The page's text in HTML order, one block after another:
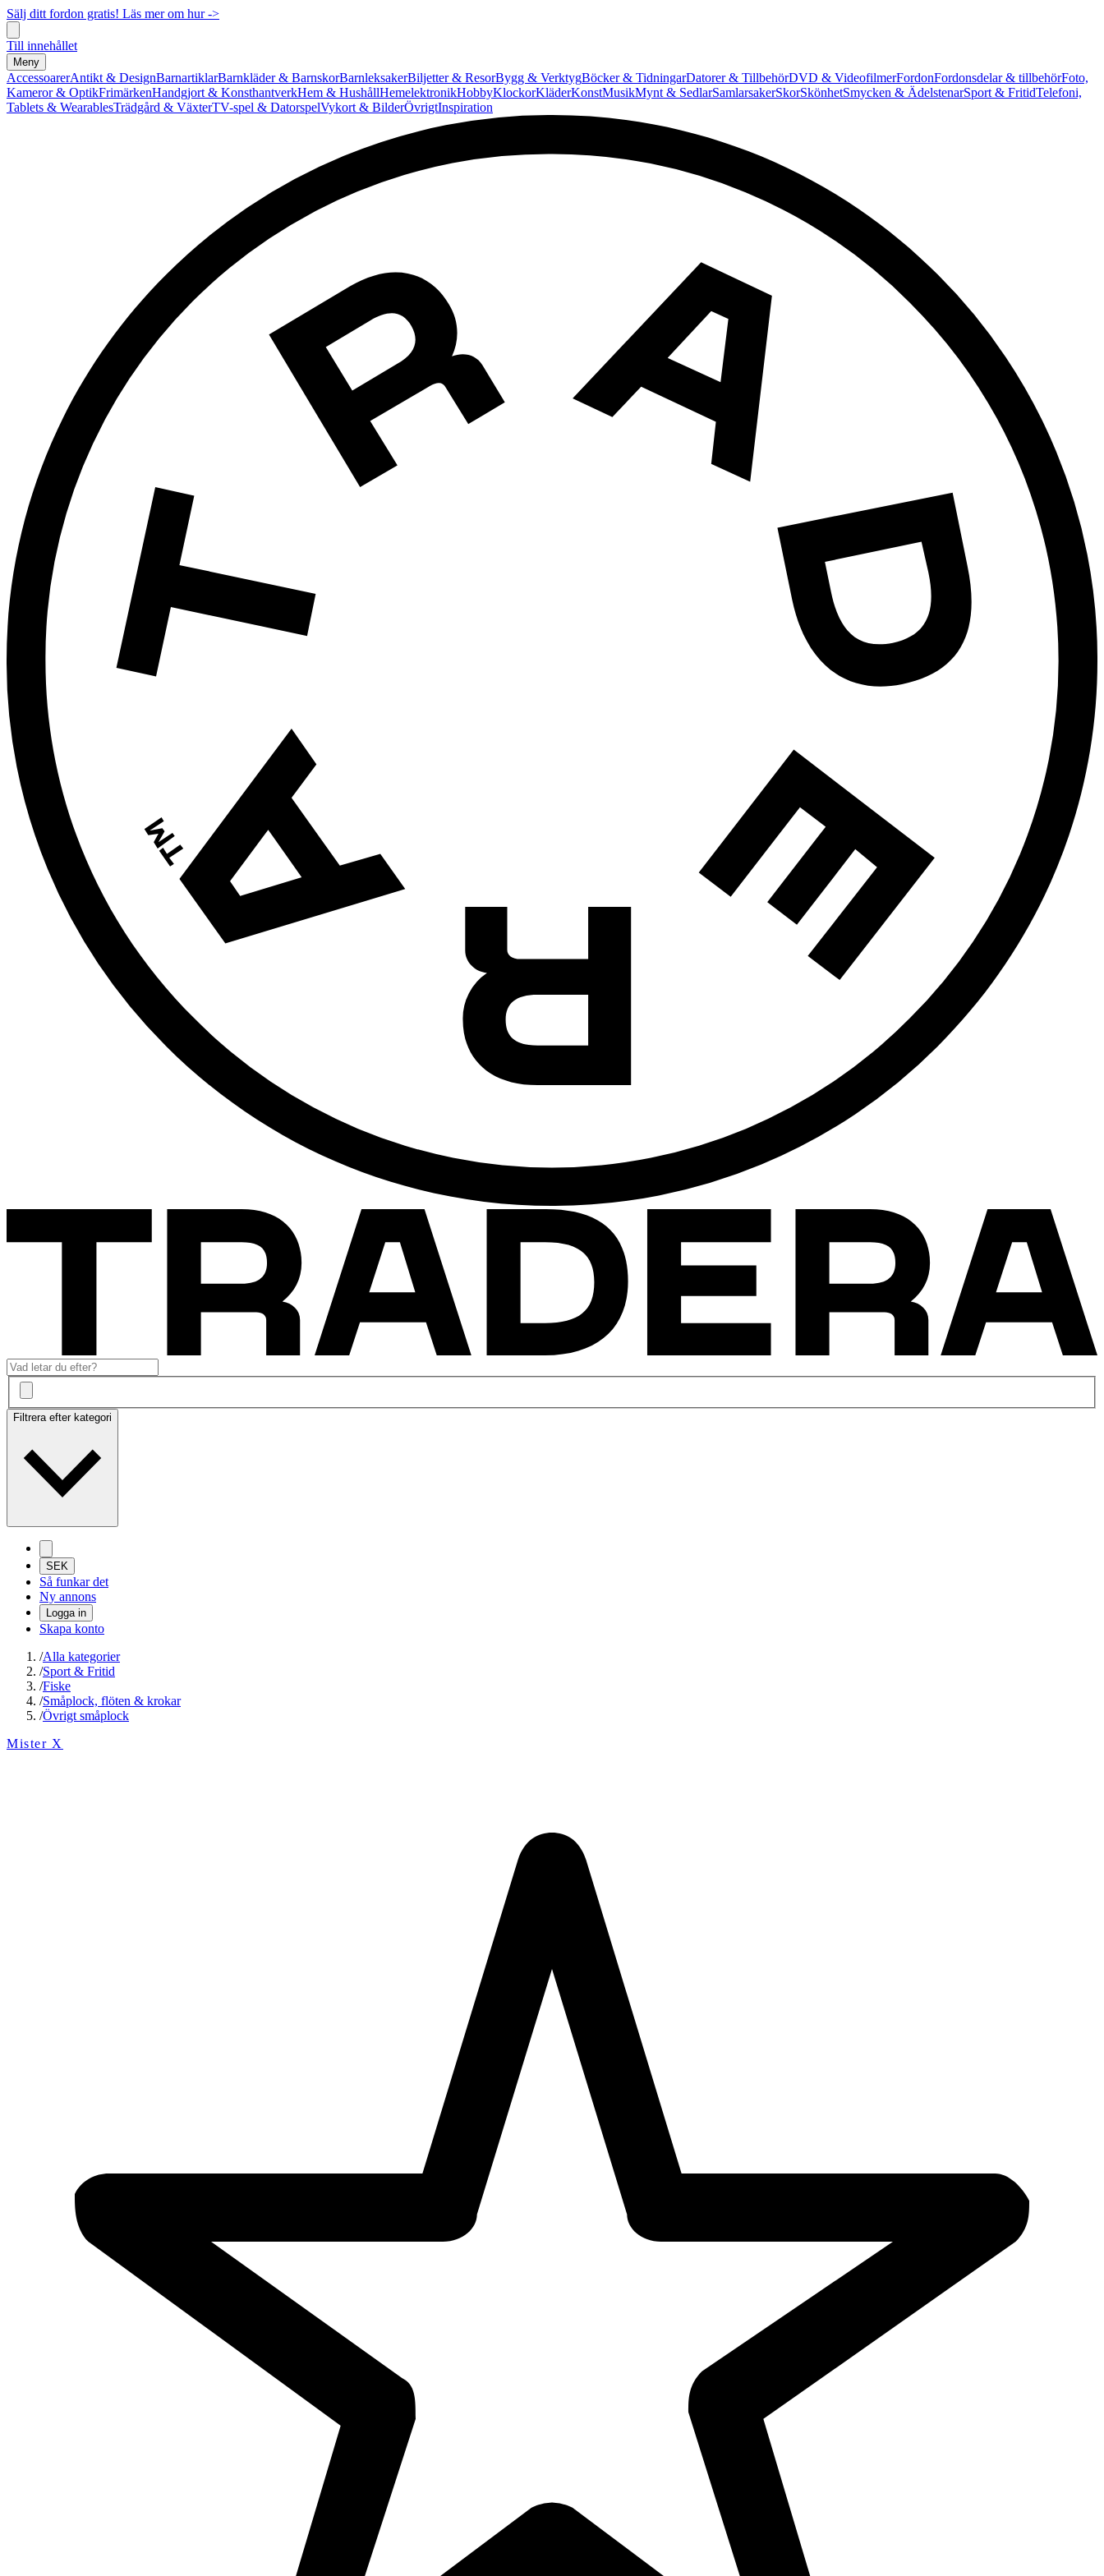
Sälj ditt fordon gratis! Läs mer om hur ->
Till innehållet
Meny
AccessoarerAntikt & DesignBarnartiklarBarnkläder & BarnskorBarnleksakerBiljetter & ResorBygg & VerktygBöcker & TidningarDatorer & TillbehörDVD & VideofilmerFordonFordonsdelar & tillbehörFoto,
Kameror & OptikFrimärkenHandgjort & KonsthantverkHem & HushållHemelektronikHobbyKlockorKläderKonstMusikMynt & SedlarSamlarsakerSkorSkönhetSmycken & ÄdelstenarSport & FritidTelefoni,
Tablets & WearablesTrädgård & VäxterTV-spel & DatorspelVykort & BilderÖvrigtInspiration
Filtrera efter kategori
SEK
Så funkar det
Ny annons
Logga in
Skapa konto
/Alla kategorier
/Sport & Fritid
/Fiske
/Småplock, flöten & krokar
/Övrigt småplock
Mister X